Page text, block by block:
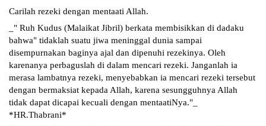
Carilah rezeki dengan mentaati Allah.
_" Ruh Kudus (Malaikat Jibril) berkata membisikkan di dadaku
bahwa" tidaklah suatu jiwa meninggal dunia sampai
disempurnakan baginya ajal dan dipenuhi rezekinya. Oleh
karenanya perbaguslah di dalam mencari rezeki. Janganlah ia
merasa lambatnya rezeki, menyebabkan ia mencari rezeki tersebut
dengan bermaksiat kepada Allah, karena sesungguhnya Allah
tidak dapat dicapai kecuali dengan mentaatiNya."_
*HR.Thabrani*